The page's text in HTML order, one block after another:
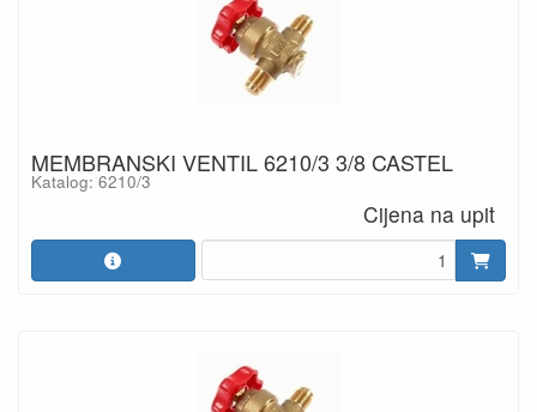
MEMBRANSKI VENTIL 6210/3 3/8 CASTEL
Katalog: 6210/3
Cijena na upit